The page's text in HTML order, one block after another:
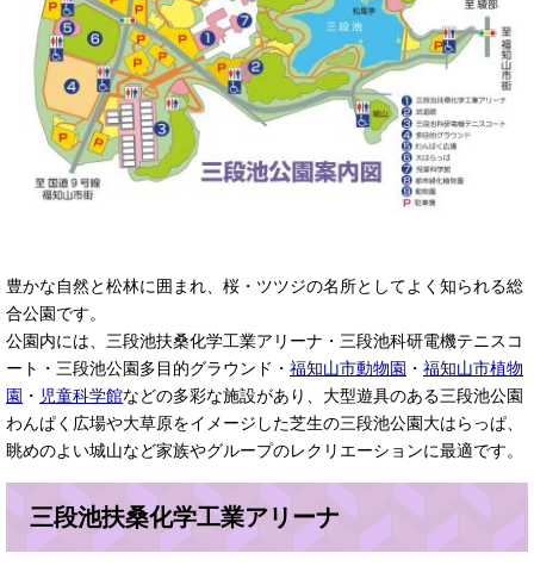
豊かな自然と松林に囲まれ、桜・ツツジの名所としてよく知られる総
合公園です。
公園内には、三段池扶桑化学工業アリーナ・三段池科研電機テニスコ
ート・三段池公園多目的グラウンド・ 福知山市動物園 ・ 福知山市植物
園 ・ 児童科学館などの多彩な施設があり、大型遊具のある三段池公園
わんぱく広場や大草原をイメージした芝生の三段池公園大はらっぱ、
眺めのよい城山など家族やグループのレクリエーションに最適です。
三段池扶桑化学工業アリーナ